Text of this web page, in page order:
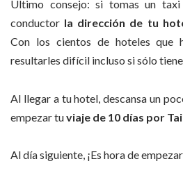
Último consejo: si tomas un
conductor la dirección de tu
Con los cientos de hoteles que
resultarles difícil incluso si sólo
Al llegar a tu hotel, descansa un
empezar tuviaje de 10 días por
Al día siguiente, ¡Es hora de